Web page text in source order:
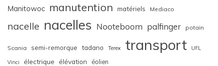
Manitowoc manutention matériels Mediaco
nacelle nacelles Nooteboom palfinger potain
Scania semi-remorque tadano Terex transport UFL
Vinci électrique élévation éolien